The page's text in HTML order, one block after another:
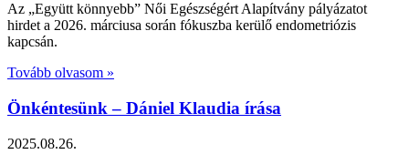
Az „Együtt könnyebb” Női Egészségért Alapítvány pályázatot
hirdet a 2026. márciusa során fókuszba kerülő endometriózis
kapcsán.
Tovább olvasom »
Önkéntesünk – Dániel Klaudia írása
2025.08.26.